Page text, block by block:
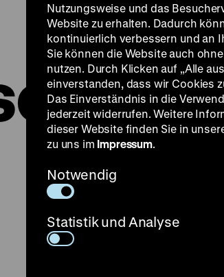
Nutzungsweise und das
Website zu erhalten. Dadurch
kontinuierlich verbessern und an
Sie können die Website auch
nutzen. Durch Klicken auf „Alle
einverstanden, dass wir Cookies
Das Einverständnis in die
jederzeit widerrufen. Weitere
dieser Website finden Sie in
zu uns im Impressum.
Notwendig
Statistik und Analyse